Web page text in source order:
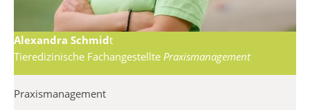
Alexandra Schmidt
Tieredizinische Fachangestellte Praxismanagement
Praxismanagement